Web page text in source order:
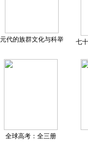
元代的族群文化与科举 七
全球高考：全三册